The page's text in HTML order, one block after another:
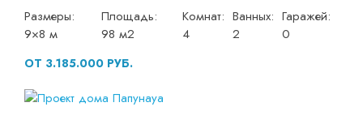
Размеры:
9×8 м
Площадь:
98 м2
Комнат:
4
Ванных:
2
Гаражей:
0
ОТ 3.185.000 РУБ.